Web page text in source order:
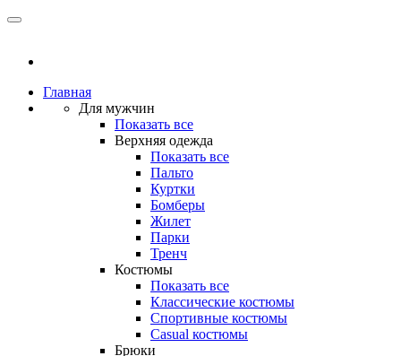
Главная
Для мужчин
Показать все
Верхняя одежда
Показать все
Пальто
Куртки
Бомберы
Жилет
Парки
Тренч
Костюмы
Показать все
Классические костюмы
Спортивные костюмы
Casual костюмы
Брюки